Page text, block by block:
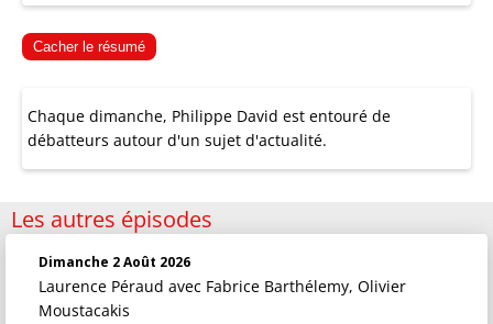
Cacher le résumé
Chaque dimanche, Philippe David est entouré de
débatteurs autour d'un sujet d'actualité.
Les autres épisodes
Dimanche 2 Août 2026
Laurence Péraud avec Fabrice Barthélemy, Olivier
Moustacakis